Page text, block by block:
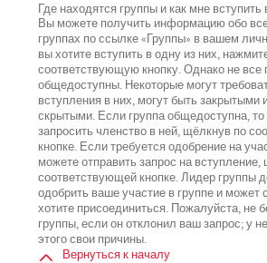
Где находятся группы и как мне вступить
Вы можете получить информацию обо
группах по ссылке «Группы» в вашем
вы хотите вступить в одну из них,
соответствующую кнопку. Однако не все
общедоступны. Некоторые могут
вступления в них, могут быть закрытыми
скрытыми. Если группа общедоступна,
запросить членство в ней, щёлкнув по
кнопке. Если требуется одобрение на
можете отправить запрос на вступление,
соответствующей кнопке. Лидер группы
одобрить ваше участие в группе и может
хотите присоединиться. Пожалуйста, не
группы, если он отклонил ваш запрос; у
этого свои причины.
Вернуться к началу